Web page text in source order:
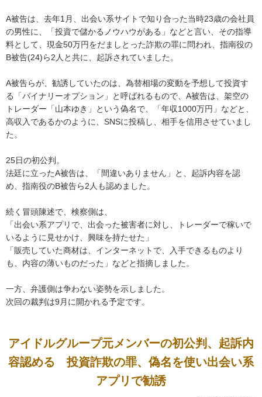
A被告は、去年1月、出会い系サイトで知り合った当時23歳の会社員
の男性に、「投資で儲かるノウハウがある」などと言い、その指導
料として、現金50万円をだましとった詐欺の罪に問われ、指南役の
B被告(24)ら2人と共に、起訴されていました。
A被告らが、勧誘していたのは、為替相場の変動を予想して投資す
る「バイナリーオプション」と呼ばれるもので、A被告は、架空の
トレーダー「山本ゆき」という偽名で、「年収1000万円」などと、
高収入であるかのように、SNSに投稿し、相手を信用させていまし
た。
25日の初公判。
法廷に立ったA被告は、「間違いありません」と、起訴内容を認
め、指南役のB被告ら2人も認めました。
続く冒頭陳述で、検察側は、
「出会い系アプリで、出会った被害者に対し、トレーダーで稼いで
いるように見せかけ、興味を持たせた」
「販売していた商材は、インターネットで、入手できるものより
も、内容の薄いものだった」などと指摘しました。
一方、弁護側は争わない姿勢を示しました。
次回の裁判は9月に開かれる予定です。
アイドルグループ元メンバーの初公判、起訴内
容認める 投資詐欺の罪、偽名を使い出会い系
アプリで勧誘